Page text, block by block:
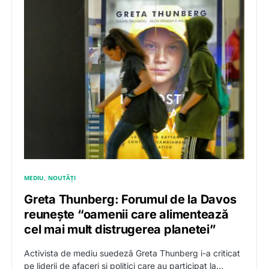
MEDIU NOUTĂȚI
Greta Thunberg: Forumul de la Davos
reuneşte “oamenii care alimentează
cel mai mult distrugerea planetei”
Activista de mediu suedeză Greta Thunberg i-a criticat
pe liderii de afaceri și politici care au participat la…